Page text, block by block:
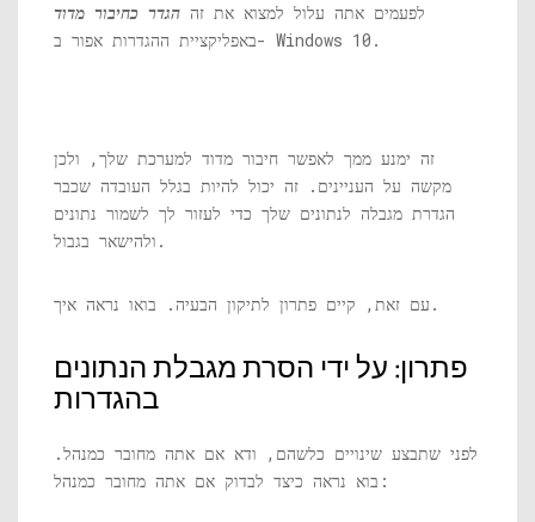
לפעמים אתה עלול למצוא את זה הגדר כחיבור מדוד
באפליקציית ההגדרות אפור ב- Windows 10.
זה ימנע ממך לאפשר חיבור מדוד למערכת שלך, ולכן
מקשה על העניינים. זה יכול להיות בגלל העובדה שכבר
הגדרת מגבלה לנתונים שלך כדי לעזור לך לשמור נתונים
ולהישאר בגבול.
עם זאת, קיים פתרון לתיקון הבעיה. בואו נראה איך.
פתרון: על ידי הסרת מגבלת הנתונים
בהגדרות
לפני שתבצע שינויים כלשהם, ודא אם אתה מחובר כמנהל.
בוא נראה כיצד לבדוק אם אתה מחובר כמנהל: